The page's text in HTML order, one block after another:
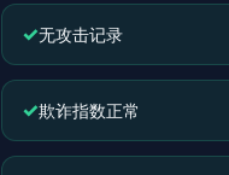
✓无攻击记录
✓欺诈指数正常